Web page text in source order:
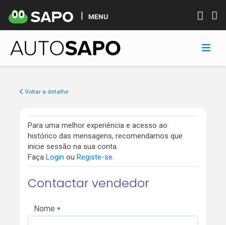
MENU
Voltar a detalhe
Para uma melhor experiência e acesso ao
histórico das mensagens, recomendamos que
inicie sessão na sua conta.
Faça Login ou Registe-se.
Contactar vendedor
Nome